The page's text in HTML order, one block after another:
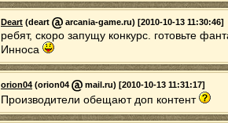
Deart (deart arcania-game.ru) [2010-10-13 11:30:46]
ребят, скоро запущу конкурс. готовьте
Инноса
orion04 (orion04 mail.ru) [2010-10-13 11:31:17]
Производители обещают доп контент